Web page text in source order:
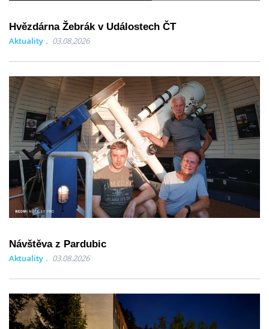
Hvězdárna Žebrák v Událostech ČT
Aktuality 03.08.2026
Návštěva z Pardubic
Aktuality 03.08.2026